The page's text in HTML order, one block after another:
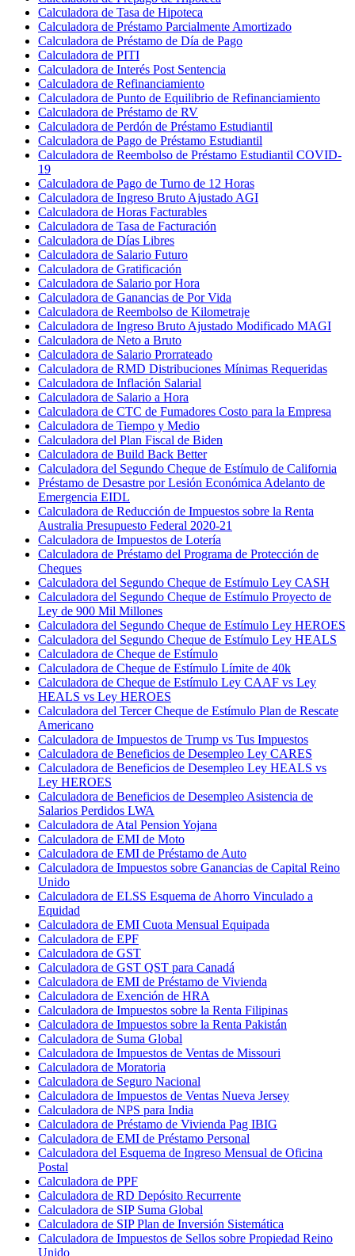
Calculadora de Tasa de Hipoteca
Calculadora de Préstamo Parcialmente Amortizado
Calculadora de Préstamo de Día de Pago
Calculadora de PITI
Calculadora de Interés Post Sentencia
Calculadora de Refinanciamiento
Calculadora de Punto de Equilibrio de Refinanciamiento
Calculadora de Préstamo de RV
Calculadora de Perdón de Préstamo Estudiantil
Calculadora de Pago de Préstamo Estudiantil
Calculadora de Reembolso de Préstamo Estudiantil COVID-
19
Calculadora de Pago de Turno de 12 Horas
Calculadora de Ingreso Bruto Ajustado AGI
Calculadora de Horas Facturables
Calculadora de Tasa de Facturación
Calculadora de Días Libres
Calculadora de Salario Futuro
Calculadora de Gratificación
Calculadora de Salario por Hora
Calculadora de Ganancias de Por Vida
Calculadora de Reembolso de Kilometraje
Calculadora de Ingreso Bruto Ajustado Modificado MAGI
Calculadora de Neto a Bruto
Calculadora de Salario Prorrateado
Calculadora de RMD Distribuciones Mínimas Requeridas
Calculadora de Inflación Salarial
Calculadora de Salario a Hora
Calculadora de CTC de Fumadores Costo para la Empresa
Calculadora de Tiempo y Medio
Calculadora del Plan Fiscal de Biden
Calculadora de Build Back Better
Calculadora del Segundo Cheque de Estímulo de California
Préstamo de Desastre por Lesión Económica Adelanto de
Emergencia EIDL
Calculadora de Reducción de Impuestos sobre la Renta
Australia Presupuesto Federal 2020-21
Calculadora de Impuestos de Lotería
Calculadora de Préstamo del Programa de Protección de
Cheques
Calculadora del Segundo Cheque de Estímulo Ley CASH
Calculadora del Segundo Cheque de Estímulo Proyecto de
Ley de 900 Mil Millones
Calculadora del Segundo Cheque de Estímulo Ley HEROES
Calculadora del Segundo Cheque de Estímulo Ley HEALS
Calculadora de Cheque de Estímulo
Calculadora de Cheque de Estímulo Límite de 40k
Calculadora de Cheque de Estímulo Ley CAAF vs Ley
HEALS vs Ley HEROES
Calculadora del Tercer Cheque de Estímulo Plan de Rescate
Americano
Calculadora de Impuestos de Trump vs Tus Impuestos
Calculadora de Beneficios de Desempleo Ley CARES
Calculadora de Beneficios de Desempleo Ley HEALS vs
Ley HEROES
Calculadora de Beneficios de Desempleo Asistencia de
Salarios Perdidos LWA
Calculadora de Atal Pension Yojana
Calculadora de EMI de Moto
Calculadora de EMI de Préstamo de Auto
Calculadora de Impuestos sobre Ganancias de Capital Reino
Unido
Calculadora de ELSS Esquema de Ahorro Vinculado a
Equidad
Calculadora de EMI Cuota Mensual Equipada
Calculadora de EPF
Calculadora de GST
Calculadora de GST QST para Canadá
Calculadora de EMI de Préstamo de Vivienda
Calculadora de Exención de HRA
Calculadora de Impuestos sobre la Renta Filipinas
Calculadora de Impuestos sobre la Renta Pakistán
Calculadora de Suma Global
Calculadora de Impuestos de Ventas de Missouri
Calculadora de Moratoria
Calculadora de Seguro Nacional
Calculadora de Impuestos de Ventas Nueva Jersey
Calculadora de NPS para India
Calculadora de Préstamo de Vivienda Pag IBIG
Calculadora de EMI de Préstamo Personal
Calculadora del Esquema de Ingreso Mensual de Oficina
Postal
Calculadora de PPF
Calculadora de RD Depósito Recurrente
Calculadora de SIP Suma Global
Calculadora de SIP Plan de Inversión Sistemática
Calculadora de Impuestos de Sellos sobre Propiedad Reino
Unido